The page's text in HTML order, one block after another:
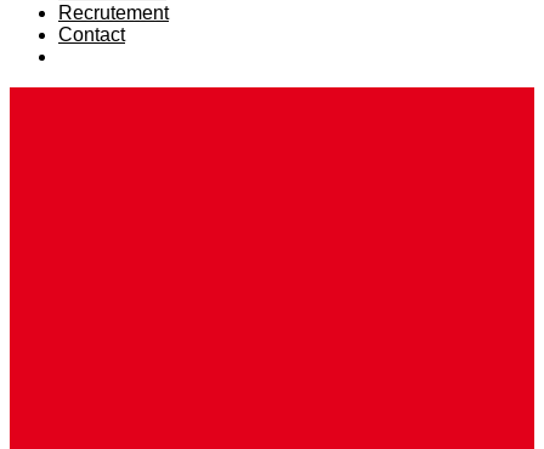
Recrutement
Contact